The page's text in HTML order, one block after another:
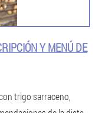
Y MENÚ DE
trigo sarraceno,